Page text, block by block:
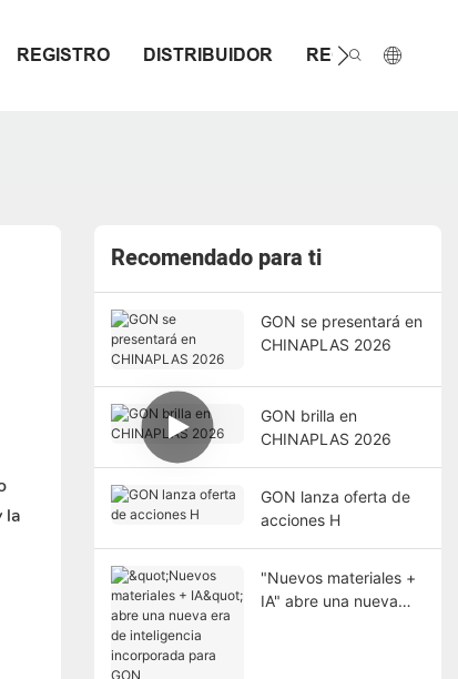
REGISTRO DISTRIBUIDOR RECURSO
la
Recomendado para ti
GON se presentará en
CHINAPLAS 2026
GON brilla en
CHINAPLAS 2026
GON lanza oferta de
acciones H
"Nuevos materiales +
IA" abre una nueva